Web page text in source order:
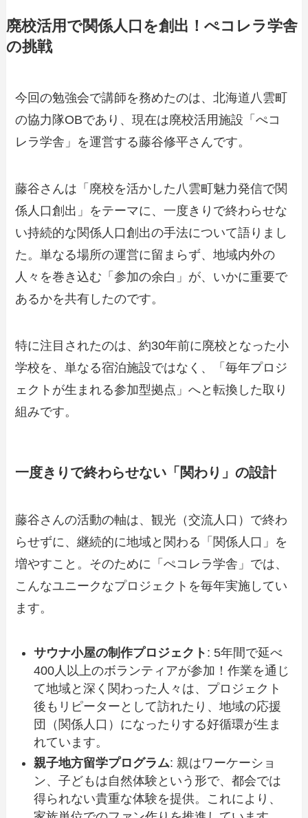
廃校活用で関係人口を創出！ぺコレラ学舎
の挑戦
今回の勉強会で講師を務めたのは、北海道八雲町
の協力隊OBであり、現在は廃校活用施設「ぺコ
レラ学舎」を運営する藤谷修平さんです。
藤谷さんは「廃校を活かした八雲町魅力発信で関
係人口創出」をテーマに、一度きりで終わらせな
い持続的な関係人口創出の手法について語りまし
た。単なる場所の運営に留まらず、地域内外の
人々を巻き込む「参加の余白」が、いかに重要で
あるかを共有したのです。
特に注目されたのは、約30年前に廃校となった小
学校を、単なる宿泊施設ではなく、「毎年プロジ
ェクトが生まれる参加型拠点」へと転換した取り
組みです。
一度きりで終わらせない「関わり」の設計
藤谷さんの活動の軸は、観光（交流人口）で終わ
らせずに、継続的に地域と関わる「関係人口」を
増やすこと。そのために「ぺコレラ学舎」では、
こんなユニークなプロジェクトを毎年実施してい
ます。
サウナ小屋の制作プロジェクト : 5年間で延べ
400人以上のボランティアが参加！作業を通じ
て地域と深く関わった人々は、プロジェクト
後もリピーターとして訪れたり、地域の応援
団（関係人口）になったりする好循環が生ま
れています。
親子地方留学プログラム: 親はワーケーショ
ン、子どもは自然体験という形で、都会では
得られない貴重な体験を提供。これにより、